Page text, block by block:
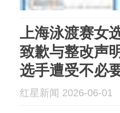
上海泳渡赛女
致歉与整改声
选手遭受不必
红星新闻 2026-06-01